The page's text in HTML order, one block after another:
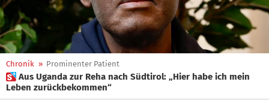
Chronik » Prominenter Patient
 Aus Uganda zur Reha nach Südtirol: „Hier habe ich mein
Leben zurückbekommen“